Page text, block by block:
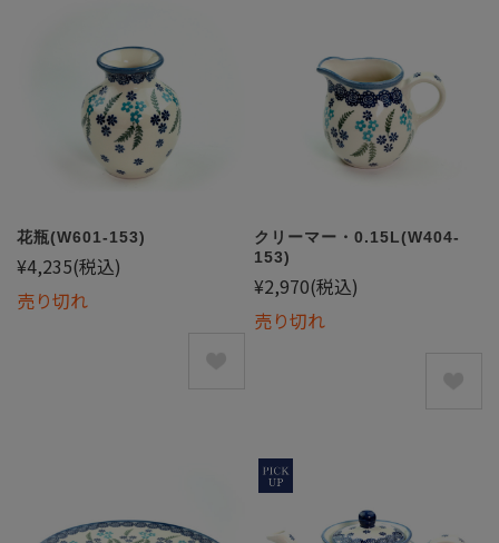
花瓶(W601-153)
¥4,235(税込)
売り切れ
クリーマー・0.15L(W404-
153)
¥2,970(税込)
売り切れ